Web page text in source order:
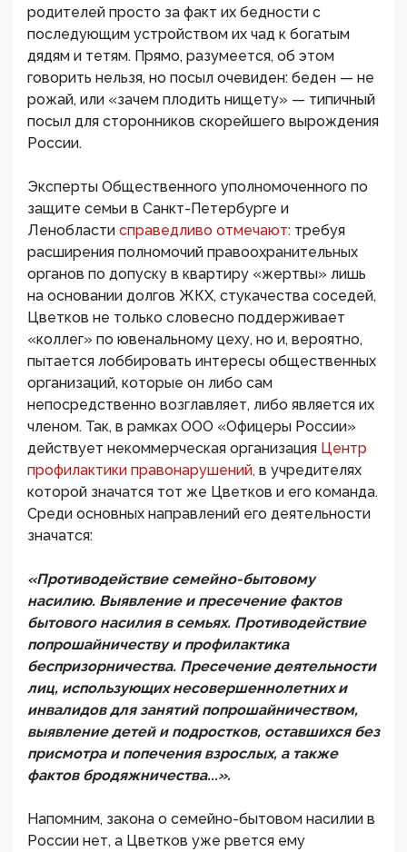
родителей просто за факт их бедности с
последующим устройством их чад к богатым
дядям и тетям. Прямо, разумеется, об этом
говорить нельзя, но посыл очевиден: беден — не
рожай, или «зачем плодить нищету» — типичный
посыл для сторонников скорейшего вырождения
России.
Эксперты Общественного уполномоченного по
защите семьи в Санкт-Петербурге и
Ленобласти справедливо отмечают: требуя
расширения полномочий правоохранительных
органов по допуску в квартиру «жертвы» лишь
на основании долгов ЖКХ, стукачества соседей,
Цветков не только словесно поддерживает
«коллег» по ювенальному цеху, но и, вероятно,
пытается лоббировать интересы общественных
организаций, которые он либо сам
непосредственно возглавляет, либо является их
членом. Так, в рамках ООО «Офицеры России»
действует некоммерческая организация Центр
профилактики правонарушений, в учредителях
которой значатся тот же Цветков и его команда.
Среди основных направлений его деятельности
значатся:
«Противодействие семейно-бытовому
насилию. Выявление и пресечение фактов
бытового насилия в семьях. Противодействие
попрошайничеству и профилактика
беспризорничества. Пресечение деятельности
лиц, использующих несовершеннолетних и
инвалидов для занятий попрошайничеством,
выявление детей и подростков, оставшихся без
присмотра и попечения взрослых, а также
фактов бродяжничества...».
Напомним, закона о семейно-бытовом насилии в
России нет, а Цветков уже рвется ему